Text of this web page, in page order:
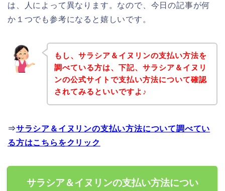
は、人によって異なります。なので、今日の記事が何
か１つでも参考になると嬉しいです。
もし、サラシア＆イヌリンの支払い方法を
調べている方は、下記、サラシア＆イヌリ
ンの公式サイトで支払い方法について確認
されてみるといいですよ♪
⇒サラシア＆イヌリンの支払い方法について調べてい
る方はこちらをクリック
サラシア＆イヌリンの支払い方法につい